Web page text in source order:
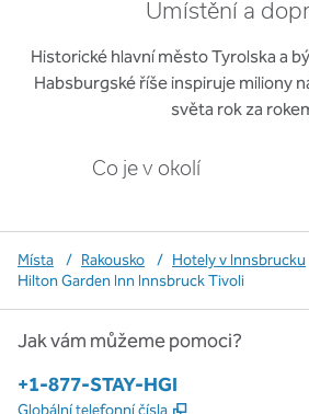
Umístění a
Historické hlavní město Tyrolska a
Habsburgské říše inspiruje miliony
světa rok za
Co je v okolí
Místa / Rakousko / Hotely v Innsbrucku
Hilton Garden Inn Innsbruck Tivoli
Jak vám můžeme pomoci?
Telefon:
+1-877-STAY-HGI
Globální telefonní čísla ,